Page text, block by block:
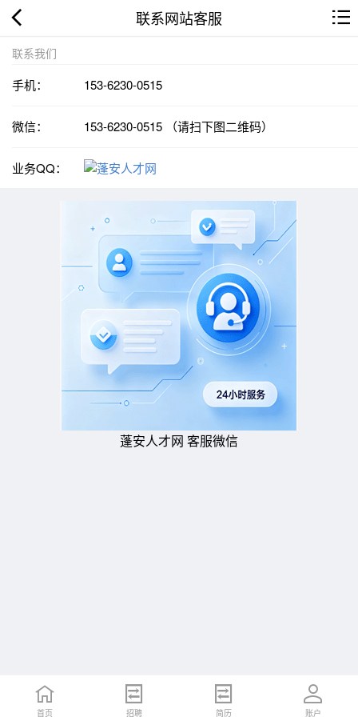
联系网站客服
联系我们
手机： 153-6230-0515
微信： 153-6230-0515 （请扫下图二维码）
业务QQ：
蓬安人才网 客服微信
首页 招聘 简历 账户